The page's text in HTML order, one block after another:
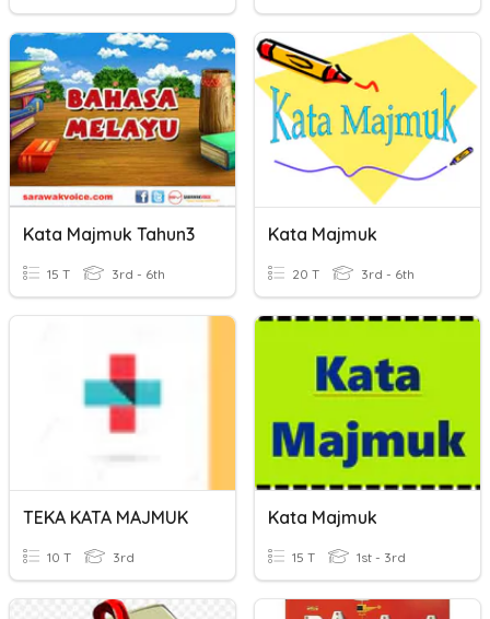
Kata Majmuk Tahun3
15 T 3rd - 6th
Kata Majmuk
20 T 3rd - 6th
TEKA KATA MAJMUK
10 T 3rd
Kata Majmuk
15 T 1st - 3rd